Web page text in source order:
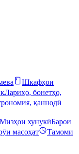
Шкафҳои
Лариҳо, бонетҳо,
қаннодӣ
Мизҳои хунукӣБарои
масоҳат
Тамоми